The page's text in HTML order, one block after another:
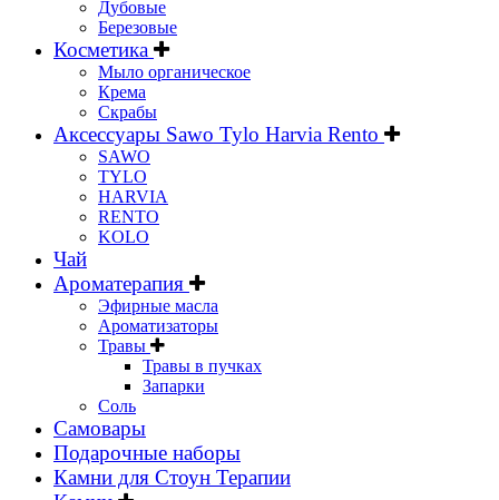
Дубовые
Березовые
Косметика
Мыло органическое
Крема
Скрабы
Аксессуары Sawo Tylo Harvia Rento
SAWO
TYLO
HARVIA
RENTO
KOLO
Чай
Ароматерапия
Эфирные масла
Ароматизаторы
Травы
Травы в пучках
Запарки
Соль
Самовары
Подарочные наборы
Камни для Стоун Терапии